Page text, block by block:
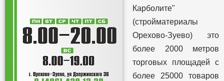
Карболите"
(стройматериалы
Орехово-Зуево) это
более 2000 метров
торговых площадей с
более 25000 товаров